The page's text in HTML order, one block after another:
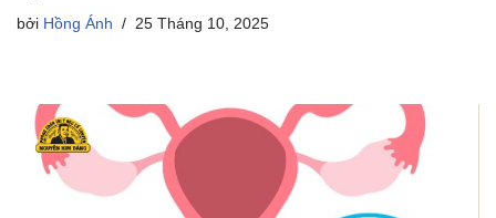
bởi Hồng Ánh 25 Tháng 10, 2025